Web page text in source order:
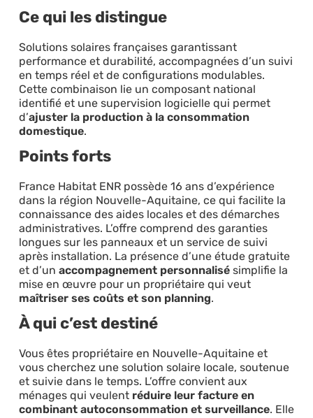
Ce qui les distingue
Solutions solaires françaises garantissant
performance et durabilité, accompagnées d’un suivi
en temps réel et de configurations modulables.
Cette combinaison lie un composant national
identifié et une supervision logicielle qui permet
d’ajuster la production à la consommation
domestique.
Points forts
France Habitat ENR possède 16 ans d’expérience
dans la région Nouvelle-Aquitaine, ce qui facilite la
connaissance des aides locales et des démarches
administratives. L’offre comprend des garanties
longues sur les panneaux et un service de suivi
après installation. La présence d’une étude gratuite
et d’un accompagnement personnalisésimplifie la
mise en œuvre pour un propriétaire qui veut
maîtriser ses coûts et son planning.
À qui c’est destiné
Vous êtes propriétaire en Nouvelle-Aquitaine et
vous cherchez une solution solaire locale, soutenue
et suivie dans le temps. L’offre convient aux
ménages qui veulent réduire leur facture en
combinant autoconsommation et surveillance. Elle